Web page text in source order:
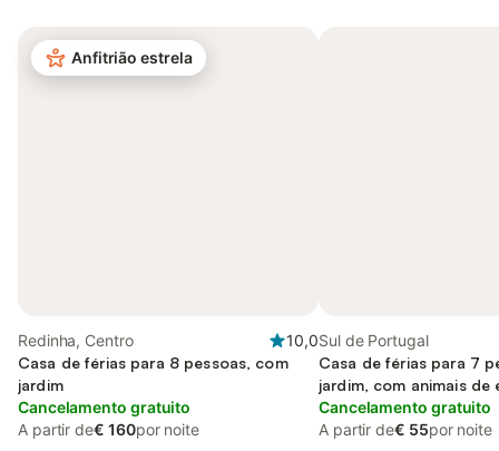
Anfitrião estrela
Redinha, Centro
10,0
Casa de férias para 8 pessoas, com
jardim
Cancelamento gratuito
A partir de€ 160por noite
Sul de Portugal
Casa de férias para 7
jardim, com animais de
Cancelamento gratuito
A partir de€ 55por noite